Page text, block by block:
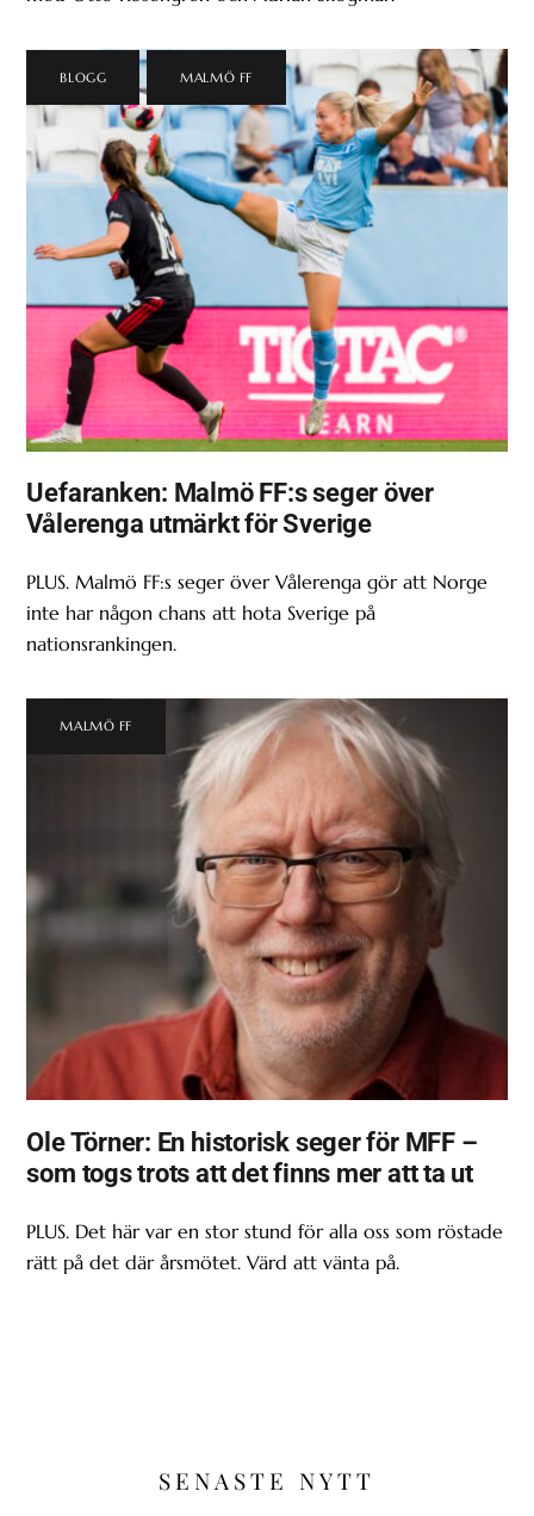
BLOGG MALMÖ FF
Uefaranken: Malmö FF:s seger över
Vålerenga utmärkt för Sverige
PLUS. Malmö FF:s seger över Vålerenga gör att Norge
inte har någon chans att hota Sverige på
nationsrankingen.
MALMÖ FF
Ole Törner: En historisk seger för MFF –
som togs trots att det finns mer att ta ut
PLUS. Det här var en stor stund för alla oss som röstade
rätt på det där årsmötet. Värd att vänta på.
SENASTE NYTT